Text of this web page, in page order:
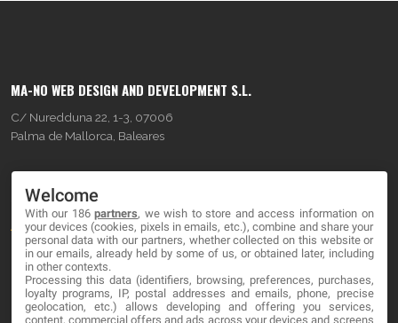
MA-NO WEB DESIGN AND DEVELOPMENT S.L.
C/ Nuredduna 22, 1-3, 07006
Palma de Mallorca, Baleares
About
Blog
Contact
Welcome
With our 186partners, we wish to store and access information on
your devices (cookies, pixels in emails, etc.), combine and share your
personal data with our partners, whether collected on this website or
in our emails, already held by some of us, or obtained later, including
in other contexts.
Processing this data (identifiers, browsing, preferences, purchases,
loyalty programs, IP, postal addresses and emails, phone, precise
geolocation, etc.) allows developing and offering you services,
content, commercial offers and ads across your devices and screens